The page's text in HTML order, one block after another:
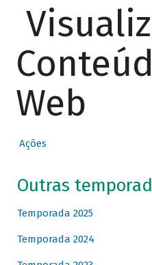
Web
Ações
Outras
Temporada 2025
Temporada 2024